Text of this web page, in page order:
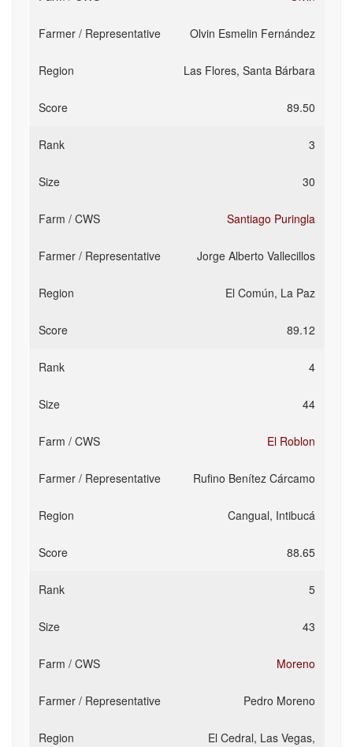
Olvin Esmelin Fernández
Las Flores, Santa Bárbara
89.50
3
30
Santiago Puringla
Jorge Alberto Vallecillos
El Común, La Paz
89.12
4
44
El Roblon
Rufino Benítez Cárcamo
Cangual, Intibucá
88.65
5
43
Moreno
Pedro Moreno
El Cedral, Las Vegas,